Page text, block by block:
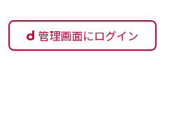
管理画面にログイン